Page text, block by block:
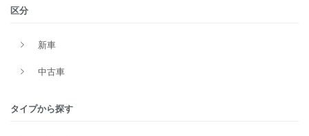
区分
新車
中古車
タイプから探す
タイプ